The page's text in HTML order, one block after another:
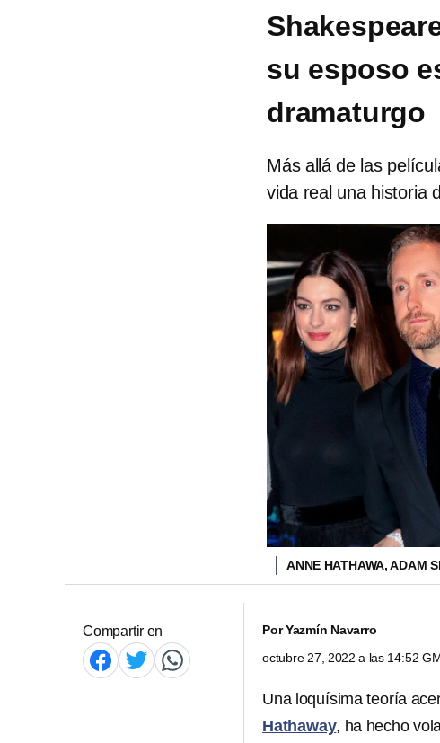
su esposo
dramaturgo
Más allá de las
vida real una historia
ANNE HATHAWA, ADAM
Compartir en PorYazmín Navarro
octubre 27, 2022 a las 14:52
Una loquísima teoría
Hathaway, ha hecho